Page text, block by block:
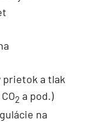
prietok a tlak
2 a pod.)
na